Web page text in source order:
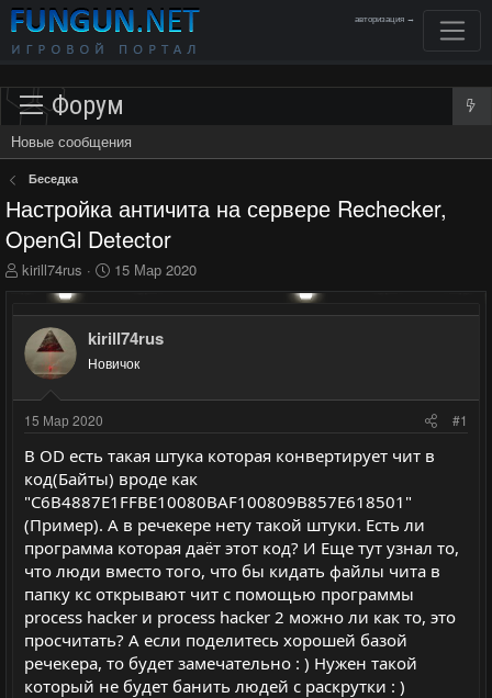
авторизация →
Форум
Новые сообщения
Беседка
Настройка античита на сервере Rechecker,
OpenGl Detector
А
в
р
т
м
ы
kirill74rus
Д
а
а
н
а
а
15 Мар 2020
kirill74rus
Новичок
15 Мар 2020 #1
В OD есть такая штука которая конвертирует чит в
код(Байты) вроде как
"C6B4887E1FFBE10080BAF100809B857E618501"
(Пример). А в речекере нету такой штуки. Есть ли
программа которая даёт этот код? И Еще тут узнал то,
что люди вместо того, что бы кидать файлы чита в
папку кс открывают чит с помощью программы
process hacker и process hacker 2 можно ли как то, это
просчитать? А если поделитесь хорошей базой
речекера, то будет замечательно : ) Нужен такой
который не будет банить людей с раскрутки : )